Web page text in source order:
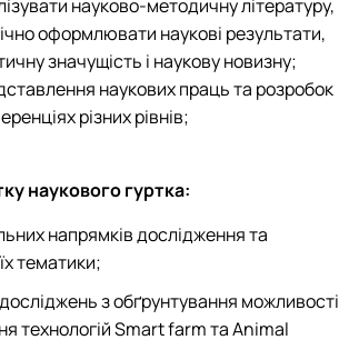
науково-методичну літературу,
оформлювати наукові результати,
значущість і наукову новизну;
наукових праць та розробок
різних рівнів;
наукового гуртка:
напрямків дослідження та
тематики;
з обґрунтування можливості
технологій Smart farm та Animal